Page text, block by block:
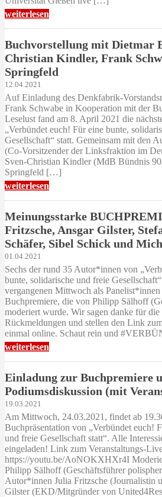
weiterlesen
Buchvorstellung mit Dietmar
Christian Kindler, Frank
Springfeld
12.04.2021
Auf Einladung des Denkfabrik-
Frank Schwabe in Kooperation mit der
Leselust fand am 8. April 2021 die
„Verbündet euch! Für eine bunte,
Gesellschaft“ statt. Gemeinsam mit den
(Co-Vorsitzender der Linksfraktion im
Sven-Christian Kindler (MdB Bündnis
Springfeld […]
weiterlesen
Meinungsstarke
Fritzsche, Ansgar Gilster,
Schäfer, Sibel Schick und
01.04.2021
Sechs der rund 35 Autor*innen von
bunte, solidarische und freie
vergangenen Mittwoch als
Buchpremiere, die von Philipp Sälhoff
moderiert wurde. Wir sagen danke für
Rückmeldungen und stellen den Link
einmal online. Schaut rein und
weiterlesen
Einladung zur Buchpremiere
Podiumsdiskussion (mit
19.03.2021
Am Mittwoch, 24.03.2021, findet ab
Buchpräsentation von „Verbündet euch!
und freie Gesellschaft statt“. Alle
eingeladen! Link zum Veranstaltungs-
https://youtu.be/AoNOKXHXr4I
Philipp Sälhoff (Geschäftsführer
Autor*innen Julia Fritzsche (Journalistin
Gilster (EKD/Mitgründer von